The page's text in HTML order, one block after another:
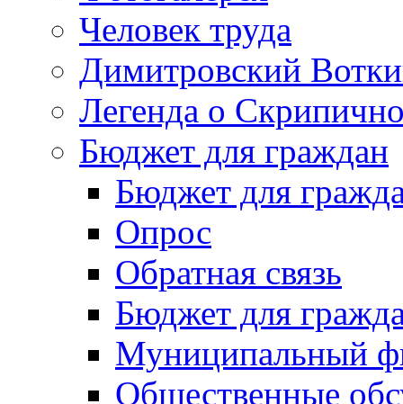
Человек труда
Димитровский
Легенда о
Бюджет для граждан
Бюджет для
Опрос
Обратная связь
Бюджет для
Муниципальный
Общественные